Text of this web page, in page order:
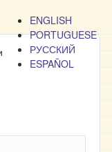
ENGLISH
PORTUGUESE
РУССКИЙ
ESPAÑOL